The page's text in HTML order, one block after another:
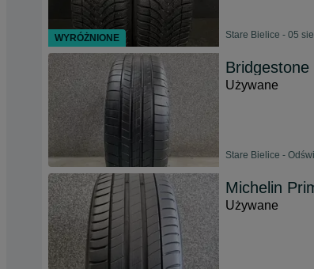
Stare Bielice - 05
Używane
Stare Bielice -
Michelin
Używane
WYRÓŻNIONE